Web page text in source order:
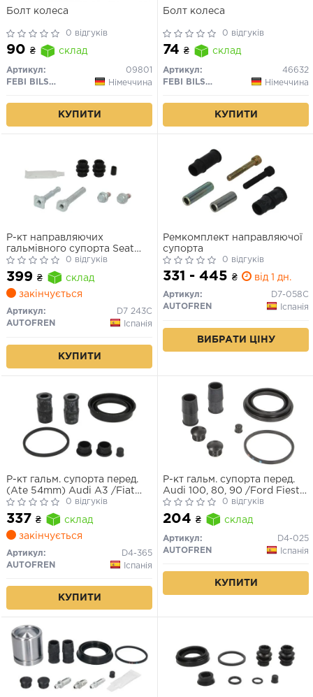
Болт колеса
0 відгуків
90 ₴ склад
Артикул:
09801
FEBI BILSTEIN
Німеччина
КУПИТИ
Болт колеса
0 відгуків
74 ₴ склад
Артикул:
46632
FEBI BILSTEIN
Німеччина
КУПИТИ
Р-кт направляючих
гальмівного супорта Seat
Cordoba, Ibiza Iii Skoda Fabia
I, Fabia I Praktik, Fabia Ii,
Roomster, Roomster Praktik
Vw Polo 1.2-2.0 10.99-05.15
0 відгуків
399 ₴
склад
закінчується
Артикул:
D7 243C
AUTOFREN
Іспанія
КУПИТИ
Ремкомплект направляючої
супорта
0 відгуків
331 - 445 ₴ від 1 дн.
Артикул:
D7-058C
AUTOFREN
Іспанія
ВИБРАТИ ЦІНУ
Р-кт гальм. супорта перед.
(Ate 54mm) Audi A3 /Fiat
Panda /Ford Fiesta, Fusion,
Focus /VW Caddy III, Golf V-
VI, Jetta III, Passat, Touran
0 відгуків
337 ₴
склад
закінчується
Артикул:
D4-365
AUTOFREN
Іспанія
КУПИТИ
Р-кт гальм. супорта перед.
Audi 100, 80, 90 /Ford Fiesta,
Escort, Sierra /Fiat Doblo,
Palio /VW Golf III-VI, Jetta III,
Passat (Ate 54mm)
0 відгуків
204 ₴ склад
Артикул:
D4-025
AUTOFREN
Іспанія
КУПИТИ